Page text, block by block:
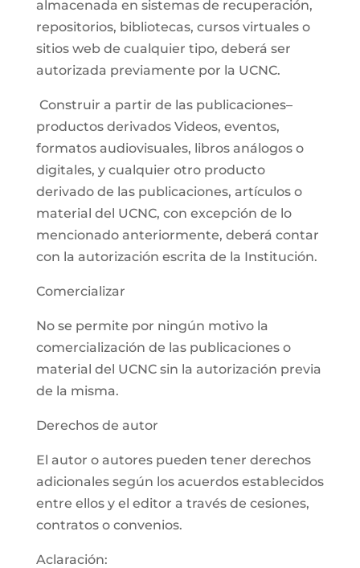
almacenada en sistemas de recuperación,
repositorios, bibliotecas, cursos virtuales o
sitios web de cualquier tipo, deberá ser
autorizada previamente por la UCNC.
Construir a partir de las publicaciones–
productos derivados Videos, eventos,
formatos audiovisuales, libros análogos o
digitales, y cualquier otro producto
derivado de las publicaciones, artículos o
material del UCNC, con excepción de lo
mencionado anteriormente, deberá contar
con la autorización escrita de la Institución.
Comercializar
No se permite por ningún motivo la
comercialización de las publicaciones o
material del UCNC sin la autorización previa
de la misma.
Derechos de autor
El autor o autores pueden tener derechos
adicionales según los acuerdos establecidos
entre ellos y el editor a través de cesiones,
contratos o convenios.
Aclaración: